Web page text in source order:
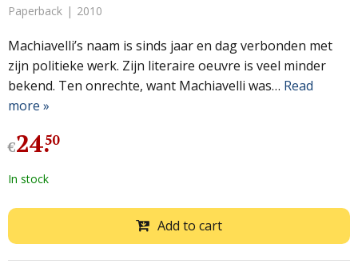
Paperback 2010
Machiavelli’s naam is sinds jaar en dag verbonden met
zijn politieke werk. Zijn literaire oeuvre is veel minder
bekend. Ten onrechte, want Machiavelli was… Read
more »
€24.
50
In stock
Add to cart